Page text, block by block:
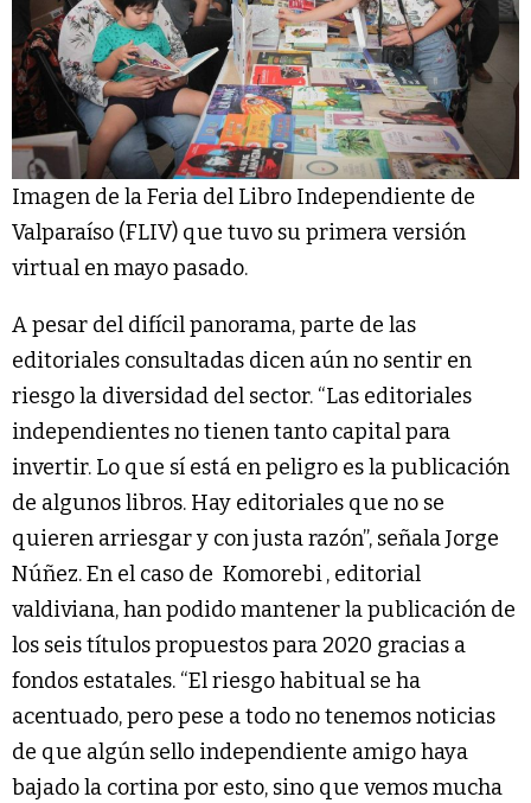
Imagen de la Feria del Libro Independiente de
Valparaíso (FLIV) que tuvo su primera versión
virtual en mayo pasado.
A pesar del difícil panorama, parte de las
editoriales consultadas dicen aún no sentir en
riesgo la diversidad del sector. “Las editoriales
independientes no tienen tanto capital para
invertir. Lo que sí está en peligro es la publicación
de algunos libros. Hay editoriales que no se
quieren arriesgar y con justa razón”, señala Jorge
Núñez. En el caso de Komorebi , editorial
valdiviana, han podido mantener la publicación de
los seis títulos propuestos para 2020 gracias a
fondos estatales. “El riesgo habitual se ha
acentuado, pero pese a todo no tenemos noticias
de que algún sello independiente amigo haya
bajado la cortina por esto, sino que vemos mucha